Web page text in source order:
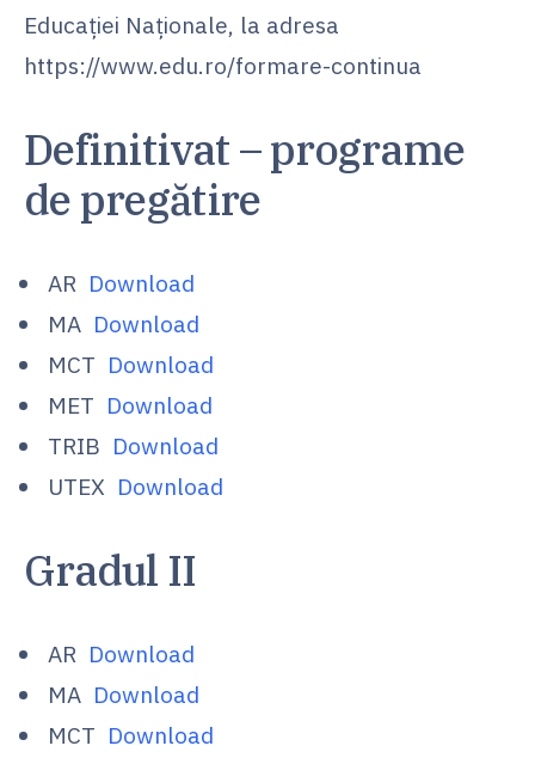
Educației Naționale, la adresa
https://www.edu.ro/formare-continua
Definitivat – programe
de pregătire
AR Download
MA Download
MCT Download
MET Download
TRIB Download
UTEX Download
Gradul II
AR Download
MA Download
MCT Download